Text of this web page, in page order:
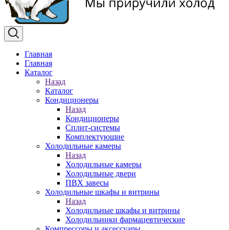
Главная
Главная
Каталог
Назад
Каталог
Кондиционеры
Назад
Кондиционеры
Сплит-системы
Комплектующие
Холодильные камеры
Назад
Холодильные камеры
Холодильные двери
ПВХ завесы
Холодильные шкафы и витрины
Назад
Холодильные шкафы и витрины
Холодильники фармацевтические